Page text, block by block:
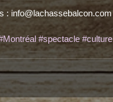
: info@lachassebalcon.com
#spectacle #culture